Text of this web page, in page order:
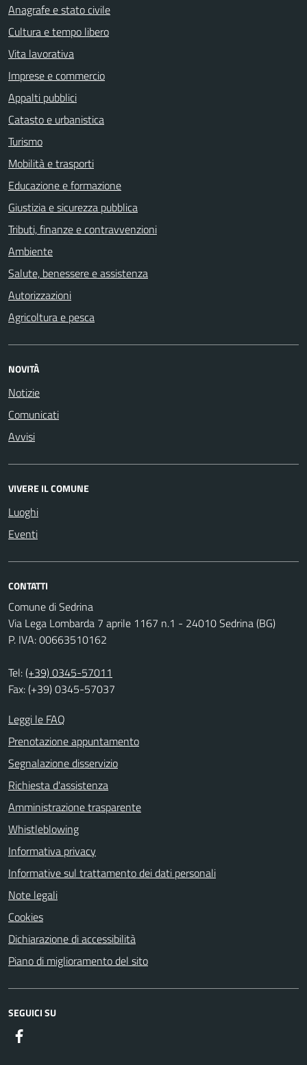
Anagrafe e stato civile
Cultura e tempo libero
Vita lavorativa
Imprese e commercio
Appalti pubblici
Catasto e urbanistica
Turismo
Mobilità e trasporti
Educazione e formazione
Giustizia e sicurezza pubblica
Tributi, finanze e contravvenzioni
Ambiente
Salute, benessere e assistenza
Autorizzazioni
Agricoltura e pesca
NOVITÀ
Notizie
Comunicati
Avvisi
VIVERE IL COMUNE
Luoghi
Eventi
CONTATTI
Comune di Sedrina
Via Lega Lombarda 7 aprile 1167 n.1 - 24010 Sedrina (BG)
P. IVA: 00663510162
Tel:(+39) 0345-57011
Fax: (+39) 0345-57037
Leggi le FAQ
Prenotazione appuntamento
Segnalazione disservizio
Richiesta d'assistenza
Amministrazione trasparente
Whistleblowing
Informativa privacy
Informative sul trattamento dei dati personali
Note legali
Cookies
Dichiarazione di accessibilità
Piano di miglioramento del sito
SEGUICI SU